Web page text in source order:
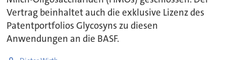
Vertrag beinhaltet auch die exklusive Lizenz des
Patentportfolios Glycosyns zu diesen
Anwendungen an die BASF.